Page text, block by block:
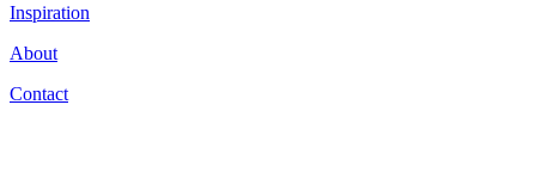
Inspiration
About
Contact